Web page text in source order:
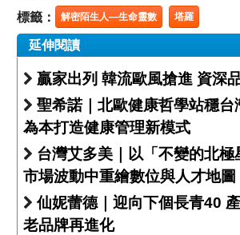
標籤： 解密陌生人—生命靈數 塔羅
延伸閱讀
贏家出列 韓
聖希諾｜北歐健康哲學站穩台灣市
為本打造健康管理新模式
台灣艾多美｜以「不變的北極星
市場波動中重繪數位與人才地圖
仙妮蕾德｜迎向下個長青40 產品力x數位力
老品牌再進化